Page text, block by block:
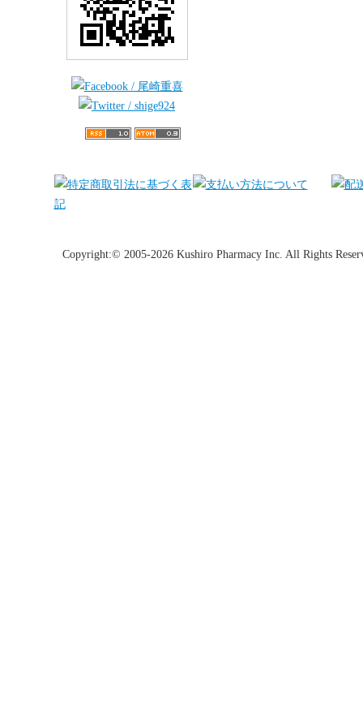
Copyright:© 2005-2026 Kushiro Pharmacy Inc. All Rights